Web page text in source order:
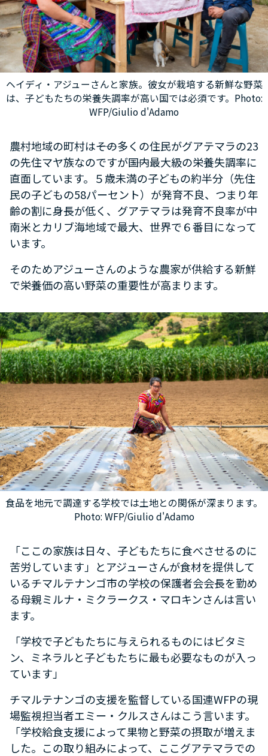
ヘイディ・アジューさんと家族。彼女が栽培する新鮮な野菜
は、子どもたちの栄養失調率が高い国では必須です。Photo:
WFP/Giulio d'Adamo
農村地域の町村は――その多くの住民がグアテマラの23
の先住マヤ族なのですが――国内最大級の栄養失調率に
直面しています。５歳未満の子どもの約半分（先住
民の子どもの58パーセント）が発育不良、つまり年
齢の割に身長が低く、グアテマラは発育不良率が中
南米とカリブ海地域で最大、世界で６番目になって
います。
そのためアジューさんのような農家が供給する新鮮
で栄養価の高い野菜の重要性が高まります。
食品を地元で調達する学校では土地との関係が深まります。
Photo: WFP/Giulio d'Adamo
「ここの家族は日々、子どもたちに食べさせるのに
苦労しています」とアジューさんが食材を提供して
いるチマルテナンゴ市の学校の保護者会会長を勤め
る母親ミルナ・ミクラークス・マロキンさんは言い
ます。
「学校で子どもたちに与えられるものにはビタミ
ン、ミネラルと子どもたちに最も必要なものが入っ
ています」
チマルテナンゴの支援を監督している国連WFPの現
場監視担当者エミー・クルスさんはこう言います。
「学校給食支援によって果物と野菜の摂取が増えま
した。この取り組みによって、ここグアテマラでの